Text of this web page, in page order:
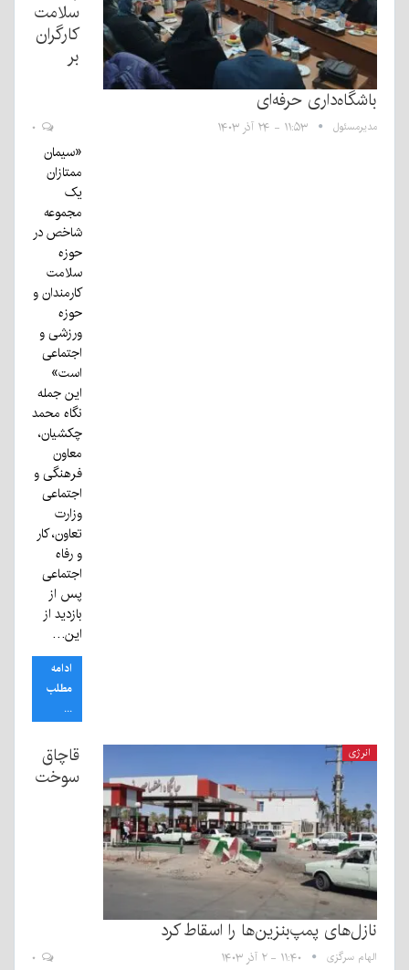
سلامت
کارگران
بر
باشگاه‌داری حرفه‌ای
مدیرمسئول ۱۱:۵۳ - ۲۴ آذر ۱۴۰۳
«سیمان
ممتازان
یک
مجموعه
شاخص در
حوزه
سلامت
کارمندان و
حوزه
ورزشی و
اجتماعی
است»
این جمله
نگاه محمد
چکشیان،
معاون
فرهنگی و
اجتماعی
وزارت
تعاون، کار
و رفاه
اجتماعی
پس از
بازدید از
این…
ادامه
مطلب
...
انرژی
قاچاق
سوخت
نازل‌های پمپ‌بنزین‌ها را اسقاط کرد
الهام سرگزی ۱۱:۴۰ - ۲ آذر ۱۴۰۳